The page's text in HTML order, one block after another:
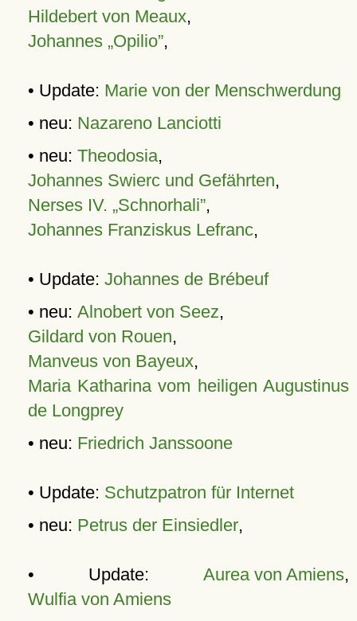
Hildebert von Meaux,
Johannes „Opilio”,
• Update: Marie von der Menschwerdung
• neu: Nazareno Lanciotti
• neu: Theodosia,
Johannes Swierc und Gefährten,
Nerses IV. „Schnorhali”,
Johannes Franziskus Lefranc,
• Update: Johannes de Brébeuf
• neu: Alnobert von Seez,
Gildard von Rouen,
Manveus von Bayeux,
Maria Katharina vom heiligen Augustinus
de Longprey
• neu: Friedrich Janssoone
• Update: Schutzpatron für Internet
• neu: Petrus der Einsiedler,
• Update: Aurea von Amiens,
Wulfia von Amiens